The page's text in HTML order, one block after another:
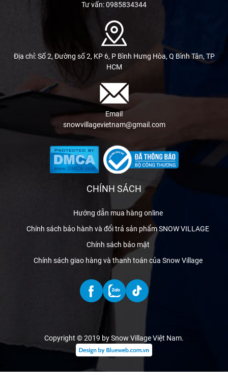
Tư vấn: 0985834344
Địa chỉ: Số 2, Đường số 2, KP 6, P Bình Hưng Hòa, Q Bình Tân, TP
HCM
Email
snowvillagevietnam@gmail.com
CHÍNH SÁCH
Hướng dẫn mua hàng online
Chính sách bảo hành và đổi trả sản phẩm SNOW VILLAGE
Chính sách bảo mật
Chính sách giao hàng và thanh toán của Snow Village
Copyright © 2019 by Snow Village Việt Nam.